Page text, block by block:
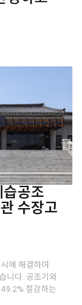
공조
수장고
에 해결하여
니다. 공조기와
절감하는